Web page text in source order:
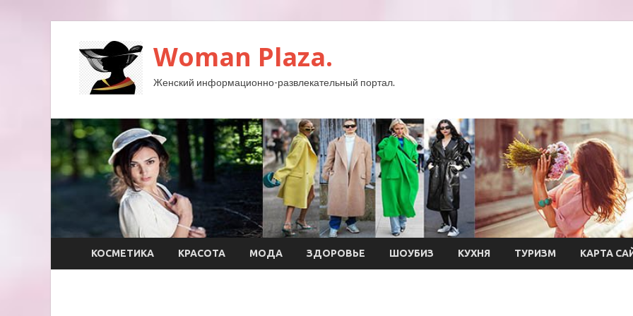
Woman Plaza.
Женский информационно-развлекательный портал.
КОСМЕТИКА КРАСОТА МОДА ЗДОРОВЬЕ ШОУБИЗ КУХНЯ ТУРИЗМ КАРТА